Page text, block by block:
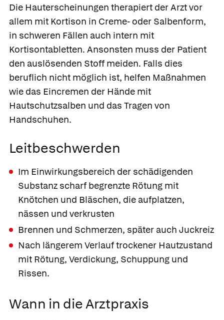
Die Hauterscheinungen therapiert der Arzt vor
allem mit Kortison in Creme- oder Salbenform,
in schweren Fällen auch intern mit
Kortisontabletten. Ansonsten muss der Patient
den auslösenden Stoff meiden. Falls dies
beruflich nicht möglich ist, helfen Maßnahmen
wie das Eincremen der Hände mit
Hautschutzsalben und das Tragen von
Handschuhen.
Leitbeschwerden
Im Einwirkungsbereich der schädigenden
Substanz scharf begrenzte Rötung mit
Knötchen und Bläschen, die aufplatzen,
nässen und verkrusten
Brennen und Schmerzen, später auch Juckreiz
Nach längerem Verlauf trockener Hautzustand
mit Rötung, Verdickung, Schuppung und
Rissen.
Wann in die Arztpraxis